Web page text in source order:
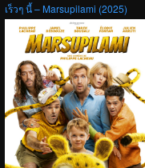
เร็วๆ นี้ – Marsupilami (2025)